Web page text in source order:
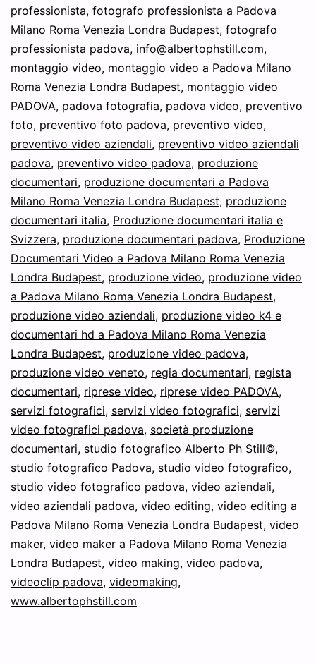
professionista, fotografo professionista a Padova
Milano Roma Venezia Londra Budapest, fotografo
professionista padova, info@albertophstill.com,
montaggio video, montaggio video a Padova Milano
Roma Venezia Londra Budapest, montaggio video
PADOVA, padova fotografia, padova video, preventivo
foto, preventivo foto padova, preventivo video,
preventivo video aziendali, preventivo video aziendali
padova, preventivo video padova, produzione
documentari, produzione documentari a Padova
Milano Roma Venezia Londra Budapest, produzione
documentari italia, Produzione documentari italia e
Svizzera, produzione documentari padova, Produzione
Documentari Video a Padova Milano Roma Venezia
Londra Budapest, produzione video, produzione video
a Padova Milano Roma Venezia Londra Budapest,
produzione video aziendali, produzione video k4 e
documentari hd a Padova Milano Roma Venezia
Londra Budapest, produzione video padova,
produzione video veneto, regia documentari, regista
documentari, riprese video, riprese video PADOVA,
servizi fotografici, servizi video fotografici, servizi
video fotografici padova, società produzione
documentari, studio fotografico Alberto Ph Still©,
studio fotografico Padova, studio video fotografico,
studio video fotografico padova, video aziendali,
video aziendali padova, video editing, video editing a
Padova Milano Roma Venezia Londra Budapest, video
maker, video maker a Padova Milano Roma Venezia
Londra Budapest, video making, video padova,
videoclip padova, videomaking,
www.albertophstill.com